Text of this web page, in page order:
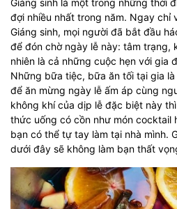
Giáng sinh là một trong những thời
đợi nhiều nhất trong năm. Ngay chỉ
Giáng sinh, mọi người đã bắt đầu
để đón chờ ngày lễ này: tâm trạng,
nhiên là cả những cuộc hẹn với gia
Những bữa tiệc, bữa ăn tối tại gia
để ăn mừng ngày lễ ấm áp cùng
không khí của dịp lễ đặc biệt này
thức uống có cồn như món cocktail
bạn có thể tự tay làm tại nhà mình.
dưới đây sẽ không làm bạn thất